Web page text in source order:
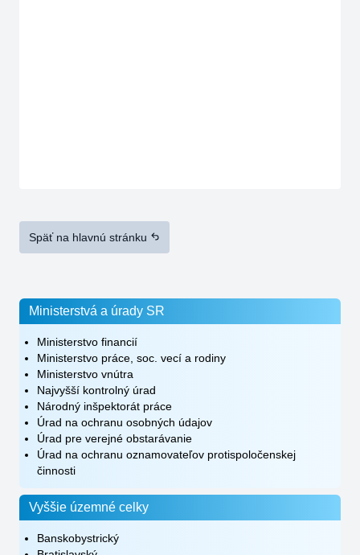
Ministerstvá a úrady SR
Ministerstvo financií
Ministerstvo práce, soc. vecí a rodiny
Ministerstvo vnútra
Najvyšší kontrolný úrad
Národný inšpektorát práce
Úrad na ochranu osobných údajov
Úrad pre verejné obstarávanie
Úrad na ochranu oznamovateľov protispoločenskej
činnosti
Vyššie územné celky
Banskobystrický
Späť na hlavnú stránku